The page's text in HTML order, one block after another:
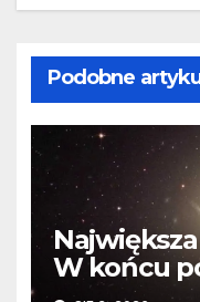
Podobne
W końcu
faktyczne